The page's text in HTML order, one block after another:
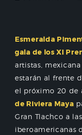
Esmeralda
gala de los XI
artistas,
estarán al frente
el próximo 20 de
de Riviera Maya
Gran Tlachco a
iberoamericanas